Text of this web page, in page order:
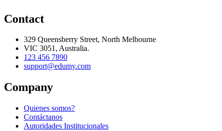
Contact
329 Queensberry Street, North Melbourne
VIC 3051, Australia.
123 456 7890
support@edumy.com
Company
Quienes somos?
Contáctanos
Autoridades Institucionales